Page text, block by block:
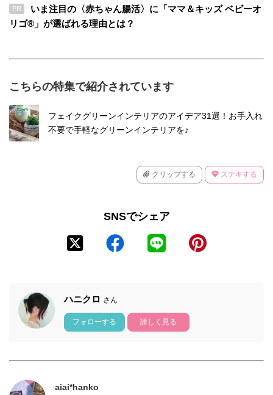
PR
いま注目の〈赤ちゃん腸活〉に「ママ＆キッズ ベビーオ
リゴ®」が選ばれる理由とは？
こちらの特集で紹介されています
フェイクグリーンインテリアのアイデア31選！お手入れ
不要で手軽なグリーンインテリアを♪
クリップする ステキする
SNSでシェア
ハニクロ さん
フォローする 詳しく見る
aiai*hanko